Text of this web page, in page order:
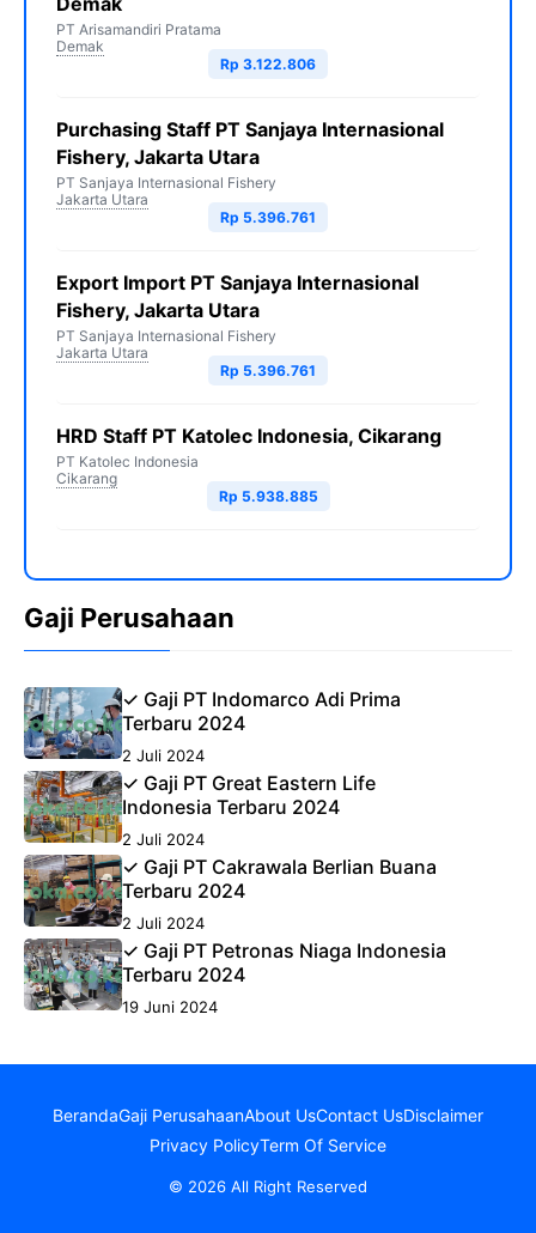
PT Arisamandiri Pratama
Demak
Rp 3.122.806
Purchasing Staff PT Sanjaya Internasional
Fishery, Jakarta Utara
PT Sanjaya Internasional Fishery
Jakarta Utara
Rp 5.396.761
Export Import PT Sanjaya Internasional
Fishery, Jakarta Utara
PT Sanjaya Internasional Fishery
Jakarta Utara
Rp 5.396.761
HRD Staff PT Katolec Indonesia, Cikarang
PT Katolec Indonesia
Cikarang
Rp 5.938.885
Gaji Perusahaan
✓ Gaji PT Indomarco Adi Prima
Terbaru 2024
2 Juli 2024
✓ Gaji PT Great Eastern Life
Indonesia Terbaru 2024
2 Juli 2024
✓ Gaji PT Cakrawala Berlian Buana
Terbaru 2024
2 Juli 2024
✓ Gaji PT Petronas Niaga Indonesia
Terbaru 2024
19 Juni 2024
BerandaGaji PerusahaanAbout UsContact UsDisclaimer
Privacy PolicyTerm Of Service
© 2026 All Right Reserved